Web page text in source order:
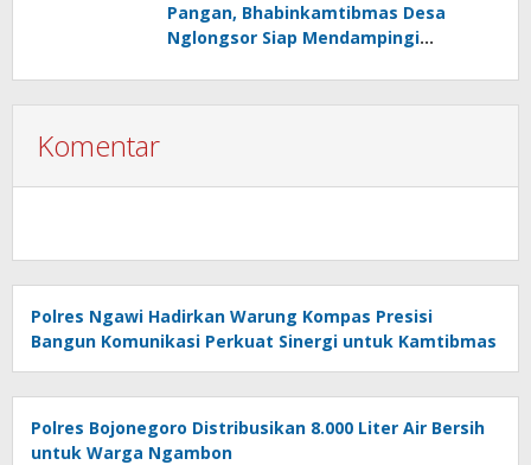
Pangan, Bhabinkamtibmas Desa
Nglongsor Siap Mendampingi
Komentar
Polres Ngawi Hadirkan Warung Kompas Presisi
Bangun Komunikasi Perkuat Sinergi untuk Kamtibmas
Polres Bojonegoro Distribusikan 8.000 Liter Air Bersih
untuk Warga Ngambon